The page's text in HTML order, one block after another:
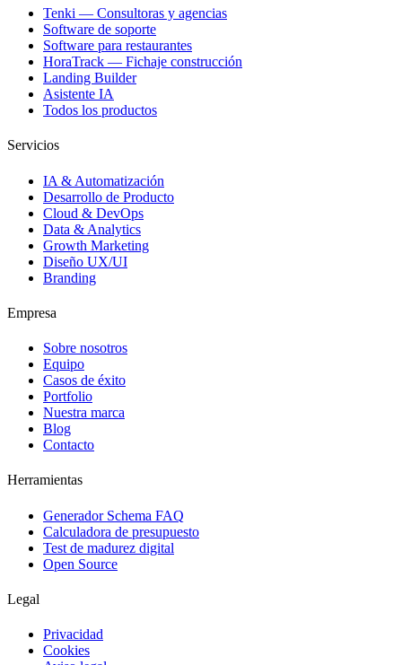
Tenki — Consultoras y agencias
Software de soporte
Software para restaurantes
HoraTrack — Fichaje construcción
Landing Builder
Asistente IA
Todos los productos
Servicios
IA & Automatización
Desarrollo de Producto
Cloud & DevOps
Data & Analytics
Growth Marketing
Diseño UX/UI
Branding
Empresa
Sobre nosotros
Equipo
Casos de éxito
Portfolio
Nuestra marca
Blog
Contacto
Herramientas
Generador Schema FAQ
Calculadora de presupuesto
Test de madurez digital
Open Source
Legal
Privacidad
Cookies